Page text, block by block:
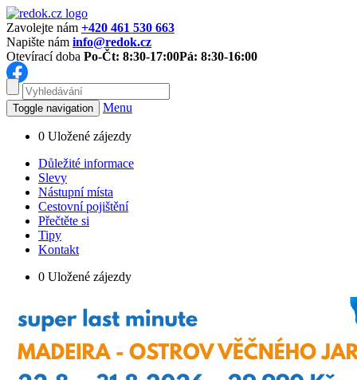
Zavolejte nám +420 461 530 663
Napište nám info@redok.cz
Otevírací doba Po-Čt: 8:30-17:00Pá: 8:30-16:00
Toggle navigation Menu
0 Uložené zájezdy
Důležité informace
Slevy
Nástupní místa
Cestovní pojištění
Přečtěte si
Tipy
Kontakt
0 Uložené zájezdy